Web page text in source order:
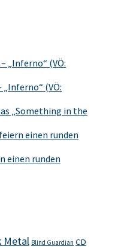
– „Inferno“ (VÖ:
„Inferno“ (VÖ:
„Something in the
einen runden
einen runden
Metal Blind Guardian CD